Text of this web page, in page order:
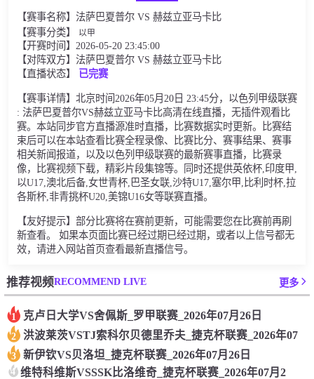
其他赛事
【赛事名称】法萨巴夏普尔 VS 赫兹立亚马卡比
【赛事分类】
以甲
【开赛时间】2026-05-20 23:45:00
【对阵双方】法萨巴夏普尔 VS 赫兹立亚马卡比
【直播状态】
已完赛
【赛事详情】北京时间2026年05月20日 23:45分，以色列甲级联赛
: 法萨巴夏普尔VS赫兹立亚马卡比高清在线直播，无插件观看比
赛。本站同步官方直播源准时直播，比赛数据实时更新。比赛结
束后可以在本站查看比赛全程录像、比赛比分、赛事结果、赛事
相关新闻报道，以及以色列甲级联赛的最新赛事直播，比赛录
像，比赛视频下载，精彩片段集锦等。同时还提供英依杯,印度甲,
以U17,澳北后备,女世青杯,巴圣女联,沙特U17,塞尔甲,比利时杯,拉
各斯杯,非青挑杯U20,美锦U16女等联赛直播。
【友好提示】部分比赛将在赛前更新，可能需要您在比赛前再刷
新查看。 如果本页面比赛已经过期已经过期，或者以上信号都无
效，请进入网站首页查看最新直播信号。
推荐视频RECOMMEND LIVE 更多
1 克卢日大学VS舍佩斯_罗甲联赛_2026年07月26日
2 洪波莱茨VSTJ索科尔贝德里乔夫_捷克杯联赛_2026年07
3 新伊钦VS贝洛坦_捷克杯联赛_2026年07月26日
4 维特科维斯VSSSK比洛维奇_捷克杯联赛_2026年07月2